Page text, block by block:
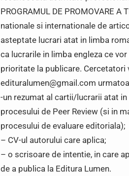
PROGRAMUL DE PROMOVARE A
nationale si internationale de
asteptate lucrari atat in limba
ca lucrarile in limba engleza ce
prioritate la publicare. Cercetatori
edituralumen@gmail.com
-un rezumat al cartii/lucrarii atat
procesului de Peer Review (si in
procesului de evaluare editoriala);
– CV-ul autorului care aplica;
– o scrisoare de intentie, in care
de a publica la Editura Lumen.